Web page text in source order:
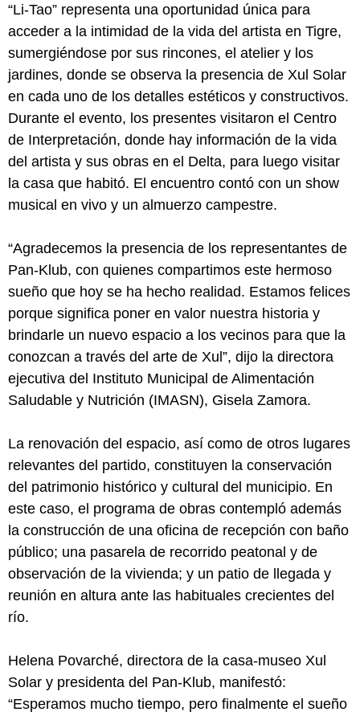
“Li-Tao” representa una oportunidad única para
acceder a la intimidad de la vida del artista en Tigre,
sumergiéndose por sus rincones, el atelier y los
jardines, donde se observa la presencia de Xul Solar
en cada uno de los detalles estéticos y constructivos.
Durante el evento, los presentes visitaron el Centro
de Interpretación, donde hay información de la vida
del artista y sus obras en el Delta, para luego visitar
la casa que habitó. El encuentro contó con un show
musical en vivo y un almuerzo campestre.
“Agradecemos la presencia de los representantes de
Pan-Klub, con quienes compartimos este hermoso
sueño que hoy se ha hecho realidad. Estamos felices
porque significa poner en valor nuestra historia y
brindarle un nuevo espacio a los vecinos para que la
conozcan a través del arte de Xul”, dijo la directora
ejecutiva del Instituto Municipal de Alimentación
Saludable y Nutrición (IMASN), Gisela Zamora.
La renovación del espacio, así como de otros lugares
relevantes del partido, constituyen la conservación
del patrimonio histórico y cultural del municipio. En
este caso, el programa de obras contempló además
la construcción de una oficina de recepción con baño
público; una pasarela de recorrido peatonal y de
observación de la vivienda; y un patio de llegada y
reunión en altura ante las habituales crecientes del
río.
Helena Povarché, directora de la casa-museo Xul
Solar y presidenta del Pan-Klub, manifestó:
“Esperamos mucho tiempo, pero finalmente el sueño